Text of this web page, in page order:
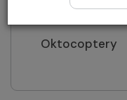
Oktocoptery